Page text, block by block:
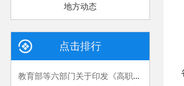
地方动态
点击排行
教育部等六部门关于印发《高职扩招专项工作实施方案》的通知